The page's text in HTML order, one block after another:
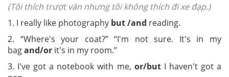
(Tôi thích trượt ván nhưng tôi không thích đi xe đạp.)
1. I really like photography but /and reading.
2. “Where's your coat?” “I'm not sure. It's in my
bagand/or it's in my room.”
3. I've got a notebook with me, or/butI haven't got a